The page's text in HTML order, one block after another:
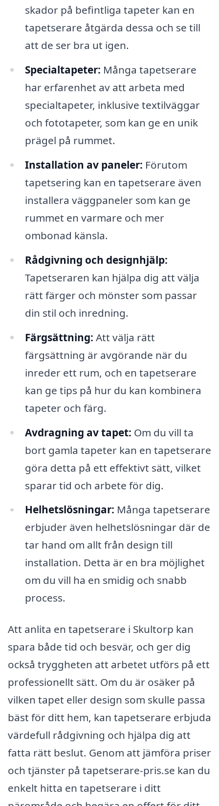
skador på befintliga tapeter kan en
tapetserare åtgärda dessa och se till
att de ser bra ut igen.
Specialtapeter: Många tapetserare
har erfarenhet av att arbeta med
specialtapeter, inklusive textilväggar
och fototapeter, som kan ge en unik
prägel på rummet.
Installation av paneler: Förutom
tapetsering kan en tapetserare även
installera väggpaneler som kan ge
rummet en varmare och mer
ombonad känsla.
Rådgivning och designhjälp:
Tapetseraren kan hjälpa dig att välja
rätt färger och mönster som passar
din stil och inredning.
Färgsättning: Att välja rätt
färgsättning är avgörande när du
inreder ett rum, och en tapetserare
kan ge tips på hur du kan kombinera
tapeter och färg.
Avdragning av tapet: Om du vill ta
bort gamla tapeter kan en tapetserare
göra detta på ett effektivt sätt, vilket
sparar tid och arbete för dig.
Helhetslösningar: Många tapetserare
erbjuder även helhetslösningar där de
tar hand om allt från design till
installation. Detta är en bra möjlighet
om du vill ha en smidig och snabb
process.
Att anlita en tapetserare i Skultorp kan
spara både tid och besvär, och ger dig
också tryggheten att arbetet utförs på ett
professionellt sätt. Om du är osäker på
vilken tapet eller design som skulle passa
bäst för ditt hem, kan tapetserare erbjuda
värdefull rådgivning och hjälpa dig att
fatta rätt beslut. Genom att jämföra priser
och tjänster på tapetserare-pris.se kan du
enkelt hitta en tapetserare i ditt